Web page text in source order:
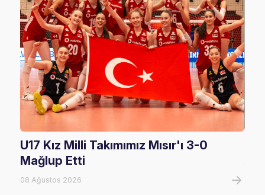
U17 Kız Milli Takımımız Mısır'ı 3-0
Mağlup Etti
08 Ağustos 2026